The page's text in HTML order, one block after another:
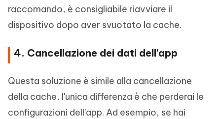
raccomando, è consigliabile riavviare il
dispositivo dopo aver svuotato la cache.
4. Cancellazione dei dati dell'app
Questa soluzione è simile alla cancellazione
della cache, l'unica differenza è che perderai le
configurazioni dell'app. Ad esempio, se hai